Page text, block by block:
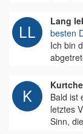
Lang
besten
Ich bin
Bald ist
letztes
Sinn,